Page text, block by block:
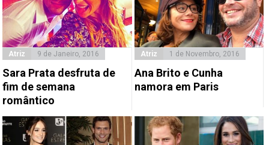
Atriz 9 de Janeiro, 2016
Sara Prata desfruta de
fim de semana
romântico
Atriz 1 de Novembro, 2016
Ana Brito e Cunha
namora em Paris